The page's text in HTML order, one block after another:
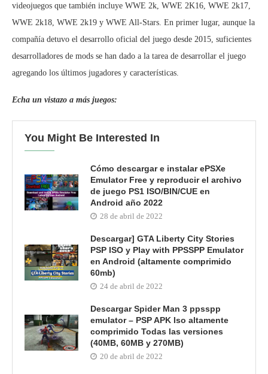
videojuegos que también incluye WWE 2k, WWE 2K16, WWE 2k17,
WWE 2k18, WWE 2k19 y WWE All-Stars. En primer lugar, aunque la
compañía detuvo el desarrollo oficial del juego desde 2015, suficientes
desarrolladores de mods se han dado a la tarea de desarrollar el juego
agregando los últimos jugadores y características.
Echa un vistazo a más juegos:
You Might Be Interested In
Cómo descargar e instalar ePSXe
Emulator Free y reproducir el archivo
de juego PS1 ISO/BIN/CUE en
Android año 2022
28 de abril de 2022
Descargar] GTA Liberty City Stories
PSP ISO y Play with PPSSPP Emulator
en Android (altamente comprimido
60mb)
24 de abril de 2022
Descargar Spider Man 3 ppsspp
emulator – PSP APK Iso altamente
comprimido Todas las versiones
(40MB, 60MB y 270MB)
20 de abril de 2022